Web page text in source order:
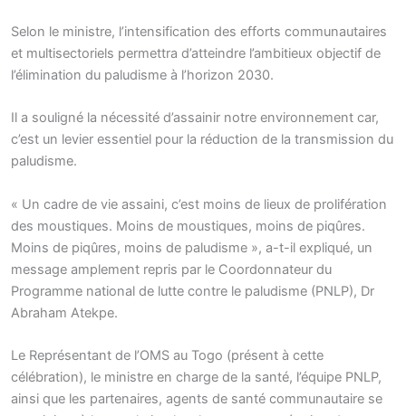
Selon le ministre, l’intensification des efforts communautaires
et multisectoriels permettra d’atteindre l’ambitieux objectif de
l’élimination du paludisme à l’horizon 2030.
Il a souligné la nécessité d’assainir notre environnement car,
c’est un levier essentiel pour la réduction de la transmission du
paludisme.
« Un cadre de vie assaini, c’est moins de lieux de prolifération
des moustiques. Moins de moustiques, moins de piqûres.
Moins de piqûres, moins de paludisme », a-t-il expliqué, un
message amplement repris par le Coordonnateur du
Programme national de lutte contre le paludisme (PNLP), Dr
Abraham Atekpe.
Le Représentant de l’OMS au Togo (présent à cette
célébration), le ministre en charge de la santé, l’équipe PNLP,
ainsi que les partenaires, agents de santé communautaire se